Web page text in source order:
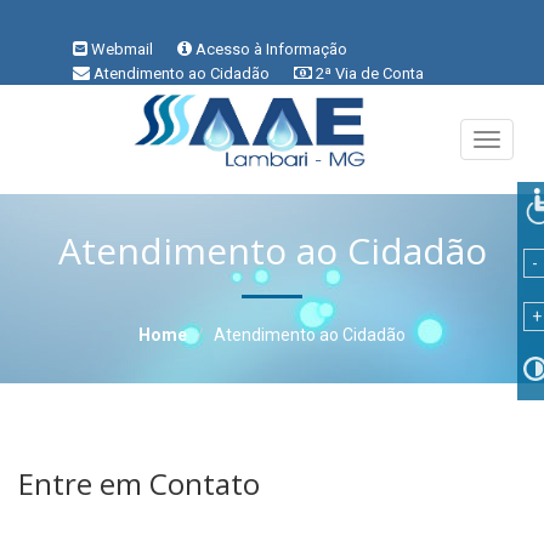
Webmail
Acesso à Informação
Atendimento ao Cidadão
2ª Via de Conta
Perguntas Frequentes
Denúncia
Área do Servidor
Toggle
Atendimento ao Cidadão
Home Atendimento ao Cidadão
Entre em Contato